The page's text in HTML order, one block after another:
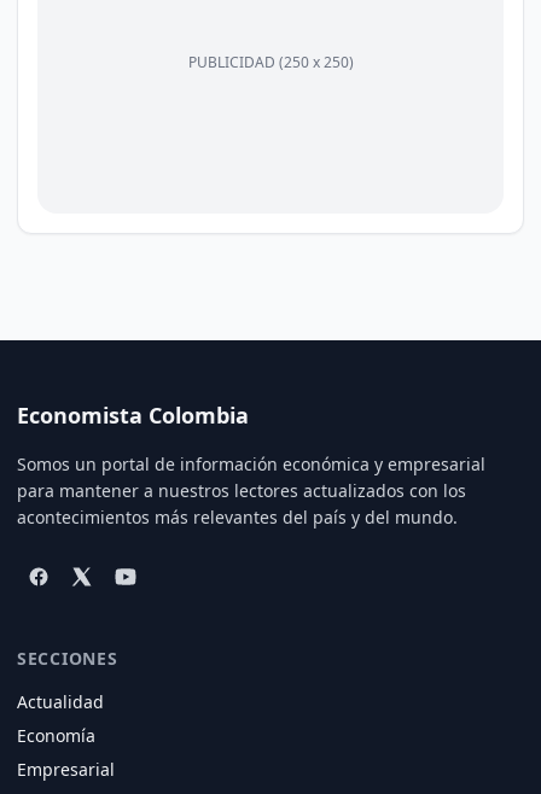
PUBLICIDAD (250 x 250)
Economista Colombia
Somos un portal de información económica y empresarial
para mantener a nuestros lectores actualizados con los
acontecimientos más relevantes del país y del mundo.
SECCIONES
Actualidad
Economía
Empresarial